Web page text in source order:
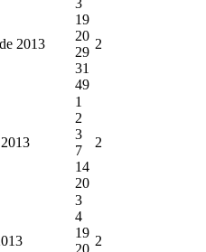
2013
19
20
29
31
49
2
1
2
3
7
14
20
2
3
4
19
20
2